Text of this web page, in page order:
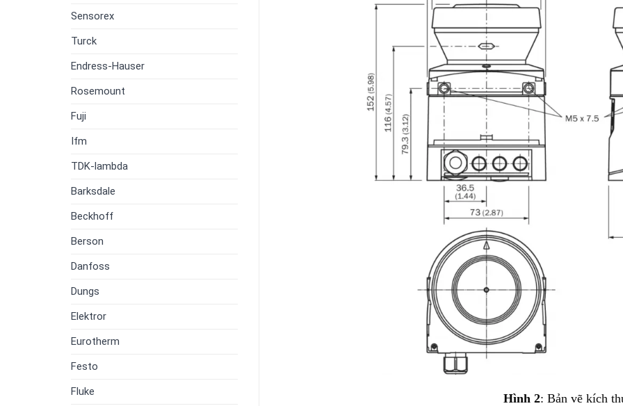
Sensorex
Turck
Endress-Hauser
Rosemount
Fuji
Ifm
TDK-lambda
Barksdale
Beckhoff
Berson
Danfoss
Dungs
Elektror
Eurotherm
Festo
Fluke
Hình 2: Bản vẽ kích